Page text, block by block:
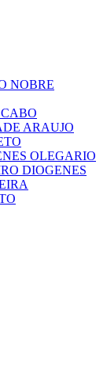
NOBRE
ARAUJO
OLEGARIO
DIOGENES